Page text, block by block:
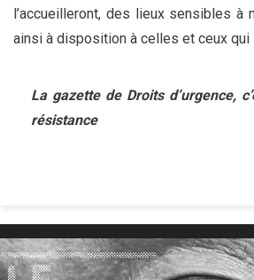
l’accueilleront, des lieux sensibles à
ainsi à disposition à celles et ceux qui
La gazette de Droits d’urgence,
résistance